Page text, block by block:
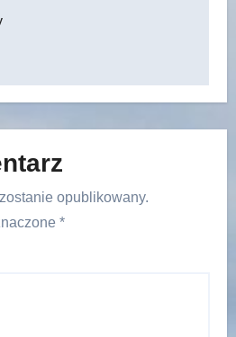
opublikowany.
*